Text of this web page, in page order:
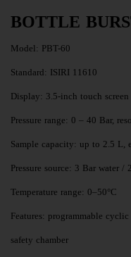
BOTTLE
Model: PBT-60
Standard: ISIRI 11610
Display: 3.5-inch touch screen
Pressure range: 0 – 40 Bar,
Sample capacity: up to 2.5 L,
Pressure source: 3 Bar water /
Temperature range: 0–50°C
Features: programmable
safety chamber